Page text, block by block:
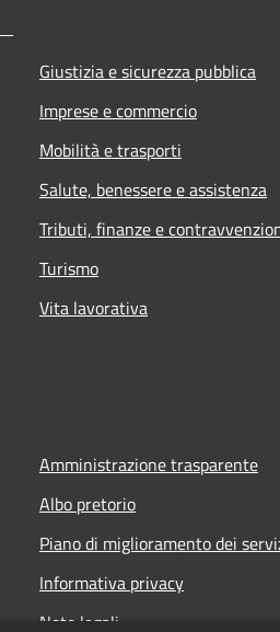
Giustizia e sicurezza pubblica
Imprese e commercio
Mobilità e trasporti
Salute, benessere e assistenza
Tributi, finanze e
Turismo
Vita lavorativa
Amministrazione trasparente
Albo pretorio
Piano di miglioramento dei
Informativa privacy
Note legali